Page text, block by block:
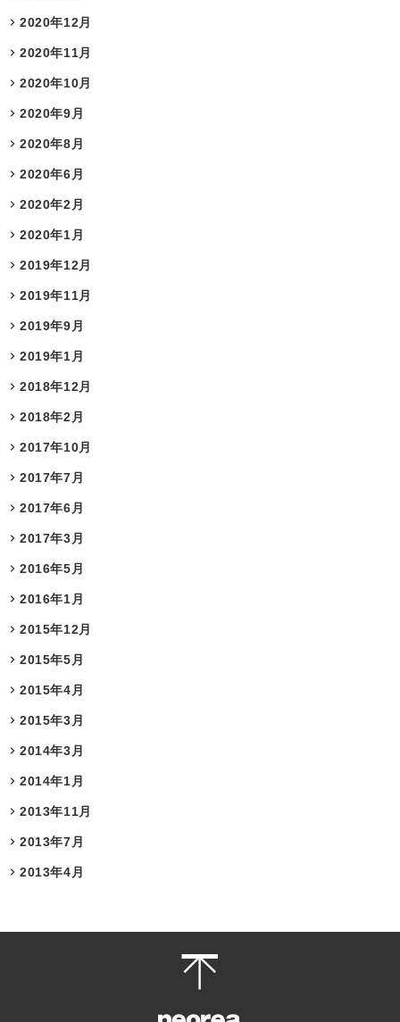
2020年12月
2020年11月
2020年10月
2020年9月
2020年8月
2020年6月
2020年2月
2020年1月
2019年12月
2019年11月
2019年9月
2019年1月
2018年12月
2018年2月
2017年10月
2017年7月
2017年6月
2017年3月
2016年5月
2016年1月
2015年12月
2015年5月
2015年4月
2015年3月
2014年3月
2014年1月
2013年11月
2013年7月
2013年4月